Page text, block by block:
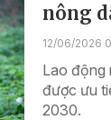
nông
12/06/2026
Lao động
được ưu
2030.